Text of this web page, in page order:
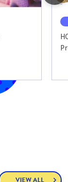
VIEW ALL